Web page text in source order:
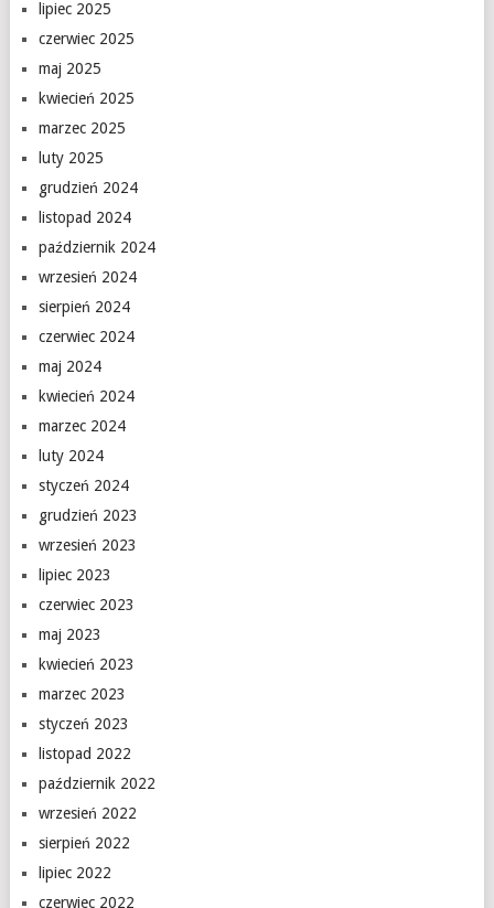
lipiec 2025
czerwiec 2025
maj 2025
kwiecień 2025
marzec 2025
luty 2025
grudzień 2024
listopad 2024
październik 2024
wrzesień 2024
sierpień 2024
czerwiec 2024
maj 2024
kwiecień 2024
marzec 2024
luty 2024
styczeń 2024
grudzień 2023
wrzesień 2023
lipiec 2023
czerwiec 2023
maj 2023
kwiecień 2023
marzec 2023
styczeń 2023
listopad 2022
październik 2022
wrzesień 2022
sierpień 2022
lipiec 2022
czerwiec 2022